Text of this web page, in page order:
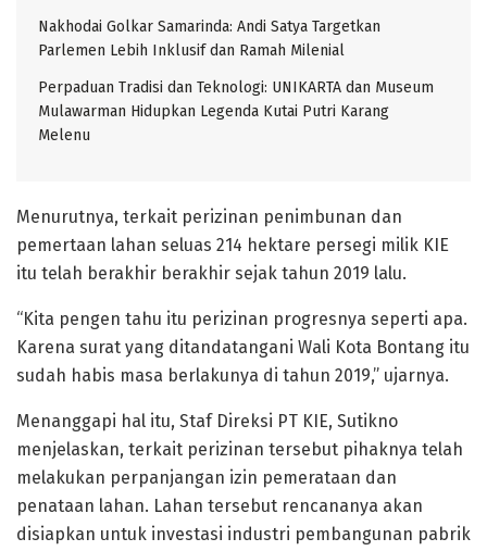
Nakhodai Golkar Samarinda: Andi Satya Targetkan
Parlemen Lebih Inklusif dan Ramah Milenial
Perpaduan Tradisi dan Teknologi: UNIKARTA dan Museum
Mulawarman Hidupkan Legenda Kutai Putri Karang
Melenu
Menurutnya, terkait perizinan penimbunan dan
pemertaan lahan seluas 214 hektare persegi milik KIE
itu telah berakhir berakhir sejak tahun 2019 lalu.
“Kita pengen tahu itu perizinan progresnya seperti apa.
Karena surat yang ditandatangani Wali Kota Bontang itu
sudah habis masa berlakunya di tahun 2019,” ujarnya.
Menanggapi hal itu, Staf Direksi PT KIE, Sutikno
menjelaskan, terkait perizinan tersebut pihaknya telah
melakukan perpanjangan izin pemerataan dan
penataan lahan. Lahan tersebut rencananya akan
disiapkan untuk investasi industri pembangunan pabrik